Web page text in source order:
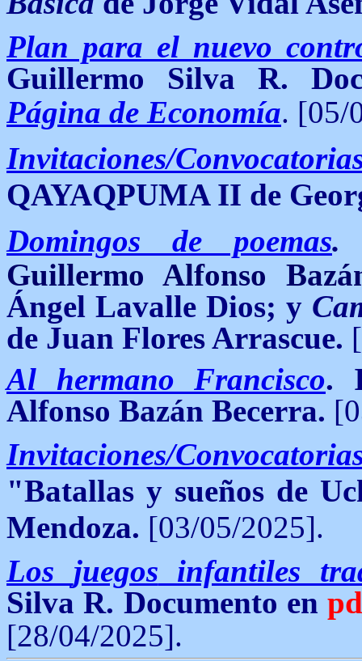
Plan para el nuevo
Guillermo Silva R.
Página de Economía. [05/
Invitaciones/
QAYAQPUMA II de
Domingos de poemas
Guillermo Alfonso
Ángel Lavalle Dios; y
de Juan Flores Arrascue.
Al hermano Francisco.
Alfonso Bazán Becerra.
Invitaciones/
"Batallas y sueños de
Mendoza. [03/05/2025].
Los juegos infantiles
Silva R. Documento en
[28/04/2025].